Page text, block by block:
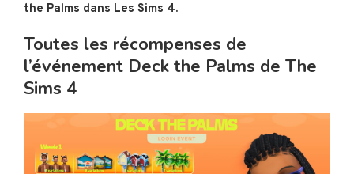
the Palms dans Les Sims 4.
Toutes les récompenses de
l’événement Deck the Palms de The
Sims 4